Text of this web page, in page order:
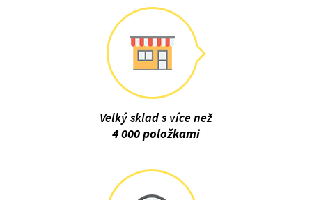
Velký sklad s více než
4 000 položkami